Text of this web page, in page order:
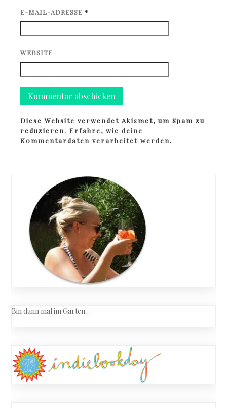
E-MAIL-ADRESSE *
WEBSITE
Diese Website verwendet Akismet, um Spam zu
reduzieren.Erfahre, wie deine
Kommentardaten verarbeitet werden.
Bin dann mal im Garten…